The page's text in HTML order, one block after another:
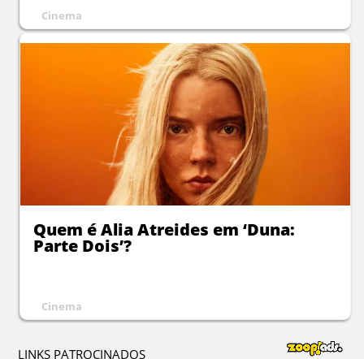
Cinema
Quem é Alia Atreides em ‘Duna:
Parte Dois’?
Cinema
LINKS PATROCINADOS